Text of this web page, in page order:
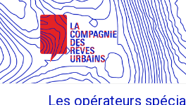
Les opérateurs